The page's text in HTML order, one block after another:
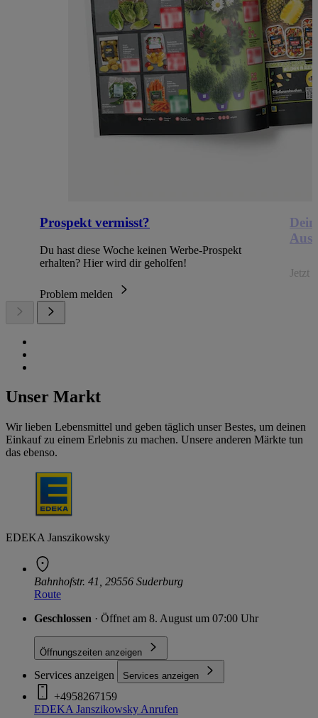
Prospekt vermisst?
Du hast diese Woche keinen Werbe-Prospekt
erhalten? Hier wird dir geholfen!
Problem melden
Jetzt
Unser Markt
Wir lieben Lebensmittel und geben täglich unser Bestes, um deinen
Einkauf zu einem Erlebnis zu machen. Unsere anderen Märkte tun
das ebenso.
EDEKA Janszikowsky
Bahnhofstr. 41, 29556 Suderburg
Route
Geschlossen · Öffnet am 8. August um 07:00 Uhr
Öffnungszeiten anzeigen
Services anzeigen Services anzeigen
+4958267159
EDEKA Janszikowsky Anrufen